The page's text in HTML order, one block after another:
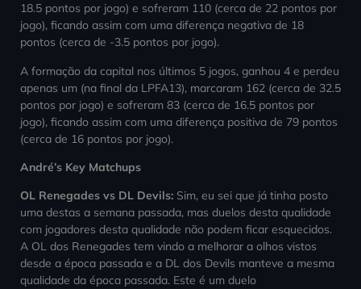
18.5 pontos por jogo) e sofreram 110 (cerca de 22 pontos por
jogo), ficando assim com uma diferença negativa de 18
pontos (cerca de -3.5 pontos por jogo).
A formação da capital nos últimos 5 jogos, ganhou 4 e perdeu
apenas um (na final da LPFA13), marcaram 162 (cerca de 32.5
pontos por jogo) e sofreram 83 (cerca de 16.5 pontos por
jogo), ficando assim com uma diferença positiva de 79 pontos
(cerca de 16 pontos por jogo).
André’s Key Matchups
OL Renegades vs DL Devils: Sim, eu sei que já tinha posto
uma destas a semana passada, mas duelos desta qualidade
com jogadores desta qualidade não podem ficar esquecidos.
A OL dos Renegades tem vindo a melhorar a olhos vistos
desde a época passada e a DL dos Devils manteve a mesma
qualidade da época passada. Este é um duelo